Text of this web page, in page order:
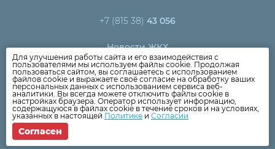
+7 (815 38) 43 056
Новости ЖКХ
Новости компании
Как оплатить
Дома
Раскрытие информации
Вопросы
Для улучшения работы сайта и его взаимодействия с
пользователями мы используем файлы cookie. Продолжая
пользоваться сайтом, вы соглашаетесь с использованием
файлов cookie и выражаете своё согласие на обработку ваших
персональных данных с использованием сервиса веб-
аналитики. Вы всегда можете отключить файлы cookie в
настройках браузера. Оператор использует информацию,
содержащуюся в файлах cookie в течение сроков и на условиях,
указанных в настоящей Политике и Согласии
Согласен